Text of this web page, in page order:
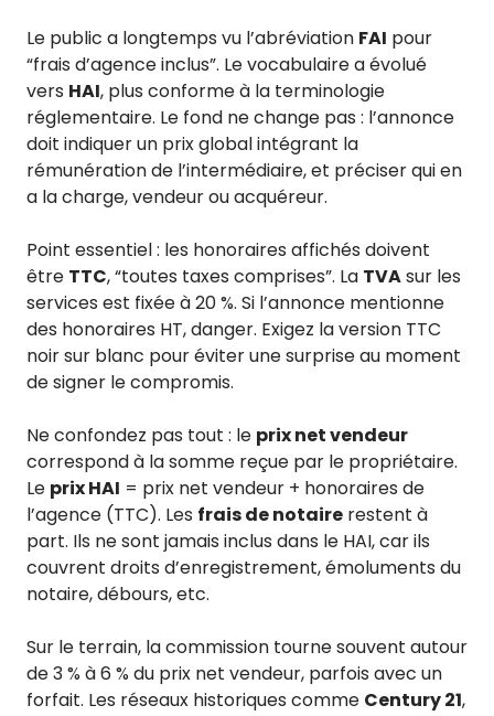
Le public a longtemps vu l’abréviation FAI pour
“frais d’agence inclus”. Le vocabulaire a évolué
vers HAI, plus conforme à la terminologie
réglementaire. Le fond ne change pas : l’annonce
doit indiquer un prix global intégrant la
rémunération de l’intermédiaire, et préciser qui en
a la charge, vendeur ou acquéreur.
Point essentiel : les honoraires affichés doivent
être TTC, “toutes taxes comprises”. La TVAsur les
services est fixée à 20 %. Si l’annonce mentionne
des honoraires HT, danger. Exigez la version TTC
noir sur blanc pour éviter une surprise au moment
de signer le compromis.
Ne confondez pas tout : le prix net vendeur
correspond à la somme reçue par le propriétaire.
Le prix HAI = prix net vendeur + honoraires de
l’agence (TTC). Les frais de notaire restent à
part. Ils ne sont jamais inclus dans le HAI, car ils
couvrent droits d’enregistrement, émoluments du
notaire, débours, etc.
Sur le terrain, la commission tourne souvent autour
de 3 % à 6 % du prix net vendeur, parfois avec un
forfait. Les réseaux historiques comme Century 21,